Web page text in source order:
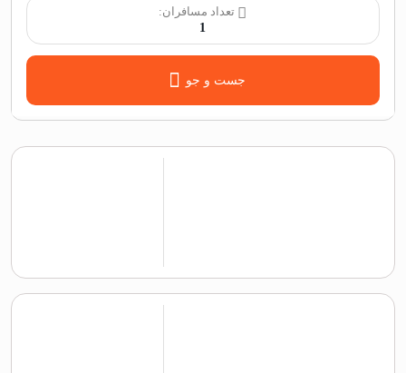
تعداد مسافران:
1
جست و جو